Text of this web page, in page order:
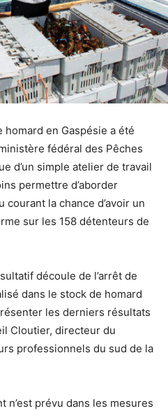
en Gaspésie a été
fédéral des Pêches
d’un simple atelier de travail
permettre d’aborder
la chance d’avoir un
sur les 158 détenteurs de
découle de l’arrêt de
dans le stock de homard
les derniers résultats
Cloutier, directeur du
professionnels du sud de la
n’est prévu dans les mesures